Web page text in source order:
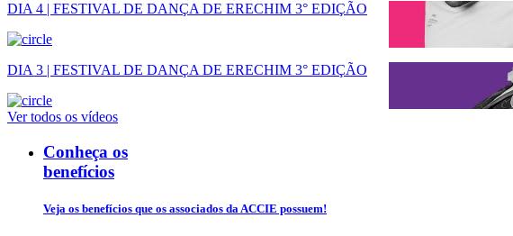
DIA 4 | FESTIVAL DE DANÇA DE ERECHIM 3° EDIÇÃO
DIA 3 | FESTIVAL DE DANÇA DE ERECHIM 3° EDIÇÃO
Ver todos os vídeos
Conheça os
benefícios
Veja os benefícios que os associados da ACCIE possuem!